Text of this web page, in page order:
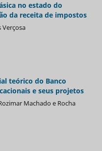
no estado do
da receita de impostos
Verçosa
teórico do Banco
e seus projetos
Machado e Rocha